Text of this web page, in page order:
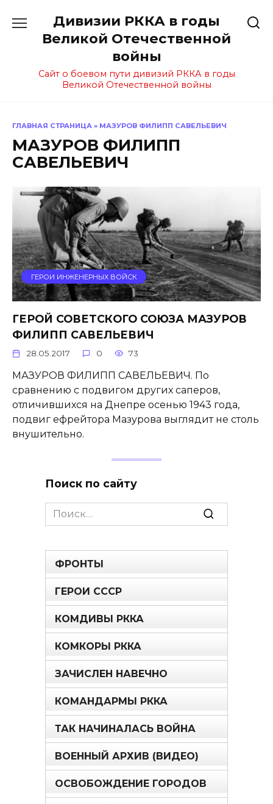
содержанию
Дивизии РККА в годы
Великой Отечественной
войны
Сайт о боевом пути дивизий РККА в годы
Великой Отечественной войны
ГЛАВНАЯ СТРАНИЦА » МАЗУРОВ ФИЛИПП САВЕЛЬЕВИЧ
МАЗУРОВ ФИЛИПП
САВЕЛЬЕВИЧ
ГЕРОИ ИНЖЕНЕРНЫХ ВОЙСК
ГЕРОЙ СОВЕТСКОГО СОЮЗА МАЗУРОВ
ФИЛИПП САВЕЛЬЕВИЧ
28.05.2017 0 73
МАЗУРОВ ФИЛИПП САВЕЛЬЕВИЧ. По
сравнению с подвигом других саперов,
отличившихся на Днепре осенью 1943 года,
подвиг ефрейтора Мазурова выглядит не столь
вну­шительно.
Поиск по сайту
Search
for:
ФРОНТЫ
ГЕРОИ СССР
КОМДИВЫ РККА
КОМКОРЫ РККА
ЗАЧИСЛЕН НАВЕЧНО
КОМАНДАРМЫ РККА
ТАК НАЧИНАЛАСЬ ВОЙНА
ВОЕННЫЙ АРХИВ (ВИДЕО)
ОСВОБОЖДЕНИЕ ГОРОДОВ